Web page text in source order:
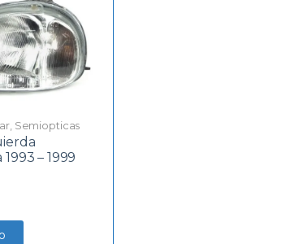
, Semiopticas
– 1999